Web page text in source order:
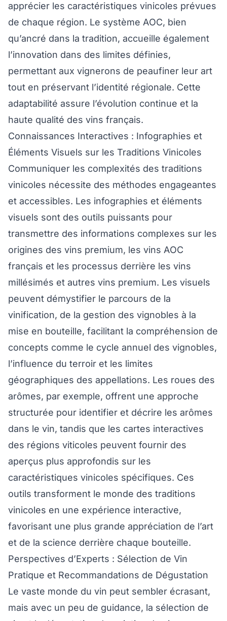
apprécier les caractéristiques vinicoles prévues
de chaque région. Le système AOC, bien
qu’ancré dans la tradition, accueille également
l’innovation dans des limites définies,
permettant aux vignerons de peaufiner leur art
tout en préservant l’identité régionale. Cette
adaptabilité assure l’évolution continue et la
haute qualité des vins français.
Connaissances Interactives : Infographies et
Éléments Visuels sur les Traditions Vinicoles
Communiquer les complexités des traditions
vinicoles nécessite des méthodes engageantes
et accessibles. Les infographies et éléments
visuels sont des outils puissants pour
transmettre des informations complexes sur les
origines des vins premium, les vins AOC
français et les processus derrière les vins
millésimés et autres vins premium. Les visuels
peuvent démystifier le parcours de la
vinification, de la gestion des vignobles à la
mise en bouteille, facilitant la compréhension de
concepts comme le cycle annuel des vignobles,
l’influence du terroir et les limites
géographiques des appellations. Les roues des
arômes, par exemple, offrent une approche
structurée pour identifier et décrire les arômes
dans le vin, tandis que les cartes interactives
des régions viticoles peuvent fournir des
aperçus plus approfondis sur les
caractéristiques vinicoles spécifiques. Ces
outils transforment le monde des traditions
vinicoles en une expérience interactive,
favorisant une plus grande appréciation de l’art
et de la science derrière chaque bouteille.
Perspectives d’Experts : Sélection de Vin
Pratique et Recommandations de Dégustation
Le vaste monde du vin peut sembler écrasant,
mais avec un peu de guidance, la sélection de